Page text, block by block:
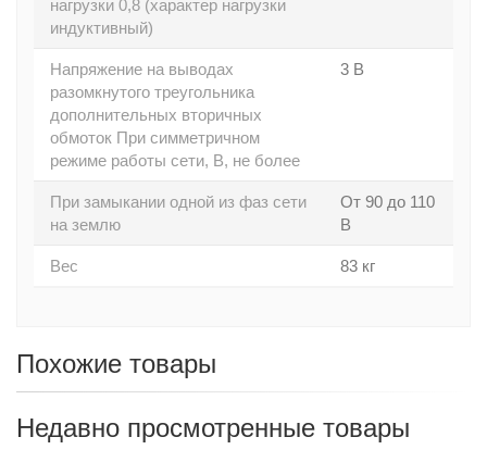
нагрузки 0,8 (характер нагрузки
индуктивный)
Напряжение на выводах
разомкнутого треугольника
дополнительных вторичных
обмоток При симметричном
режиме работы сети, В, не более
3 В
При замыкании одной из фаз сети
на землю
От 90 до 110
В
Вес 83 кг
Похожие товары
Недавно просмотренные товары